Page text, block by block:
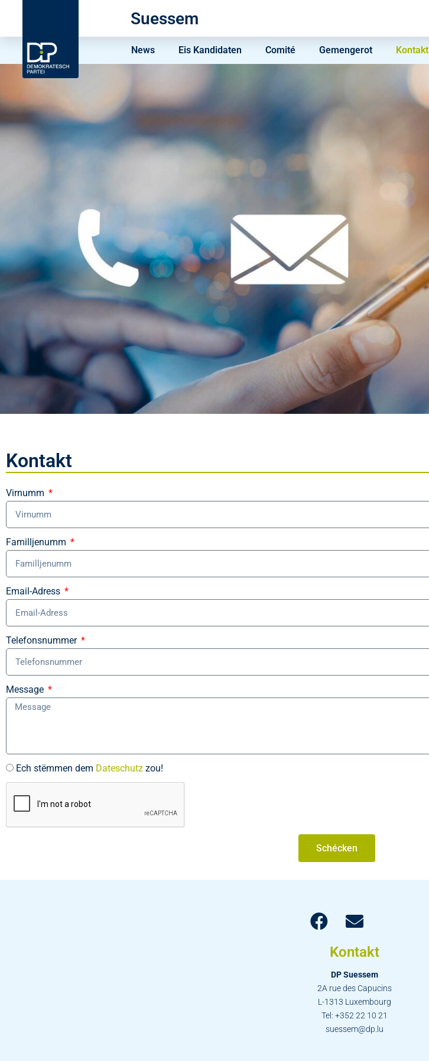
Suessem
News Eis Kandidaten Comité Gemengerot Kontakt
Kontakt
Virnumm
Familljenumm
Email-Adress
Telefonsnummer
Message
Ech stëmmen dem Dateschutz zou!
Schécken
Kontakt
DP Suessem
2A rue des Capucins
L-1313 Luxembourg
Tel: +352 22 10 21
suessem@dp.lu